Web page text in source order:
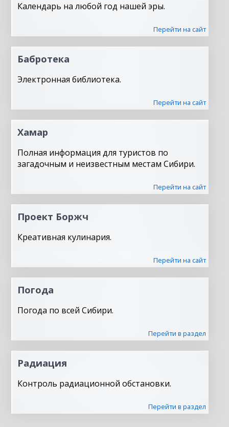
Календарь на любой год нашей эры.
Перейти на сайт
Бабротека
Электронная библиотека.
Перейти на сайт
Хамар
Полная информация для туристов по
загадочным и неизвестным местам Сибири.
Перейти на сайт
Проект Боржч
Креативная кулинария.
Перейти на сайт
Погода
Погода по всей Сибири.
Перейти в раздел
Радиация
Контроль радиационной обстановки.
Перейти в раздел